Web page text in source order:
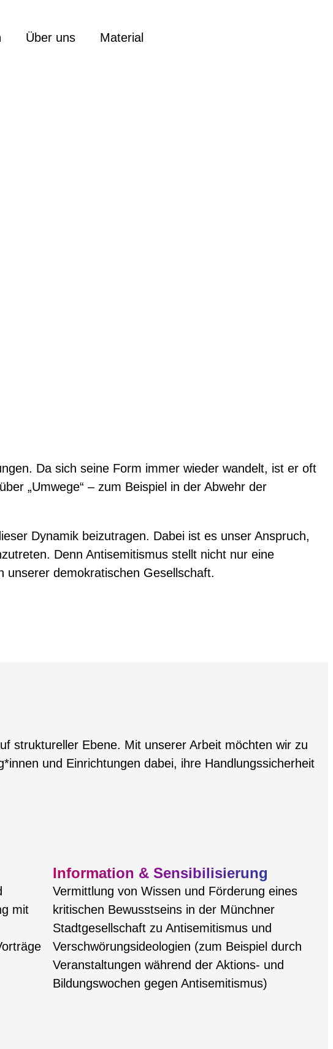
Über uns Material
Da sich seine Form immer wieder wandelt, ist er oft
„Umwege“ – zum Beispiel in der Abwehr der
Dynamik beizutragen. Dabei ist es unser Anspruch,
Denn Antisemitismus stellt nicht nur eine
unserer demokratischen Gesellschaft.
struktureller Ebene. Mit unserer Arbeit möchten wir zu
und Einrichtungen dabei, ihre Handlungssicherheit
mit
Information & Sensibilisierung
Vermittlung von Wissen und Förderung eines
kritischen Bewusstseins in der Münchner
Stadtgesellschaft zu Antisemitismus und
Verschwörungsideologien (zum Beispiel durch
Veranstaltungen während der Aktions- und
Bildungswochen gegen Antisemitismus)